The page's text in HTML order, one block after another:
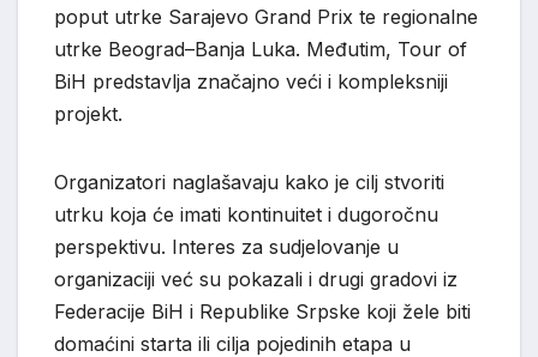
poput utrke Sarajevo Grand Prix te regionalne
utrke Beograd–Banja Luka. Međutim, Tour of
BiH predstavlja značajno veći i kompleksniji
projekt.
Organizatori naglašavaju kako je cilj stvoriti
utrku koja će imati kontinuitet i dugoročnu
perspektivu. Interes za sudjelovanje u
organizaciji već su pokazali i drugi gradovi iz
Federacije BiH i Republike Srpske koji žele biti
domaćini starta ili cilja pojedinih etapa u